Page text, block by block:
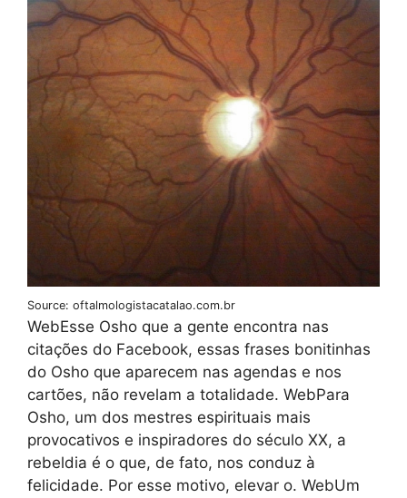
Source: oftalmologistacatalao.com.br
WebEsse Osho que a gente encontra nas
citações do Facebook, essas frases bonitinhas
do Osho que aparecem nas agendas e nos
cartões, não revelam a totalidade. WebPara
Osho, um dos mestres espirituais mais
provocativos e inspiradores do século XX, a
rebeldia é o que, de fato, nos conduz à
felicidade. Por esse motivo, elevar o. WebUm